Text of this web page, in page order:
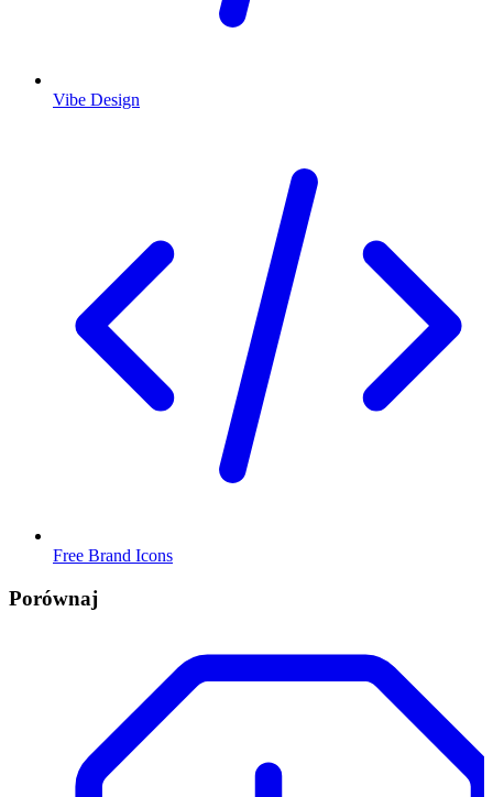
Vibe Design
Free Brand Icons
Porównaj